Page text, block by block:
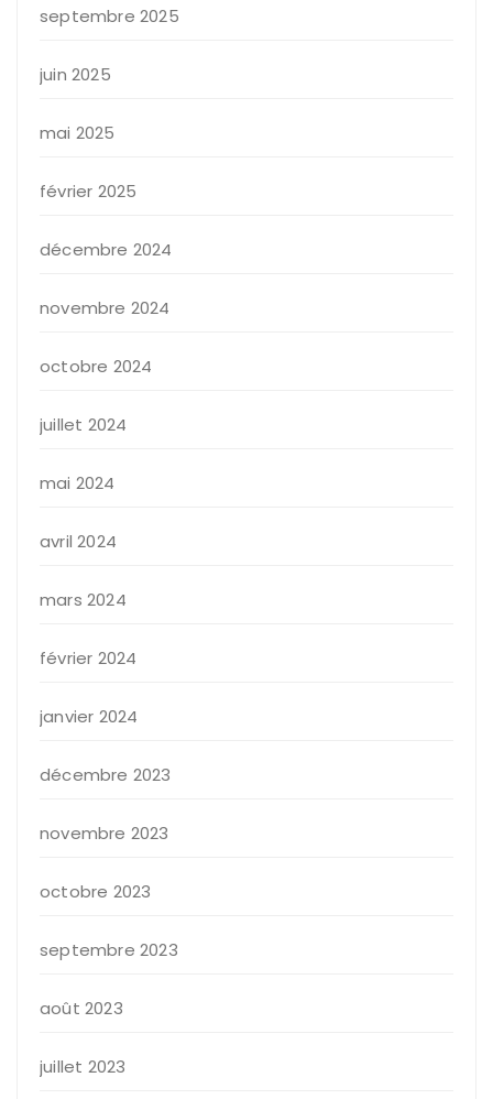
septembre 2025
juin 2025
mai 2025
février 2025
décembre 2024
novembre 2024
octobre 2024
juillet 2024
mai 2024
avril 2024
mars 2024
février 2024
janvier 2024
décembre 2023
novembre 2023
octobre 2023
septembre 2023
août 2023
juillet 2023